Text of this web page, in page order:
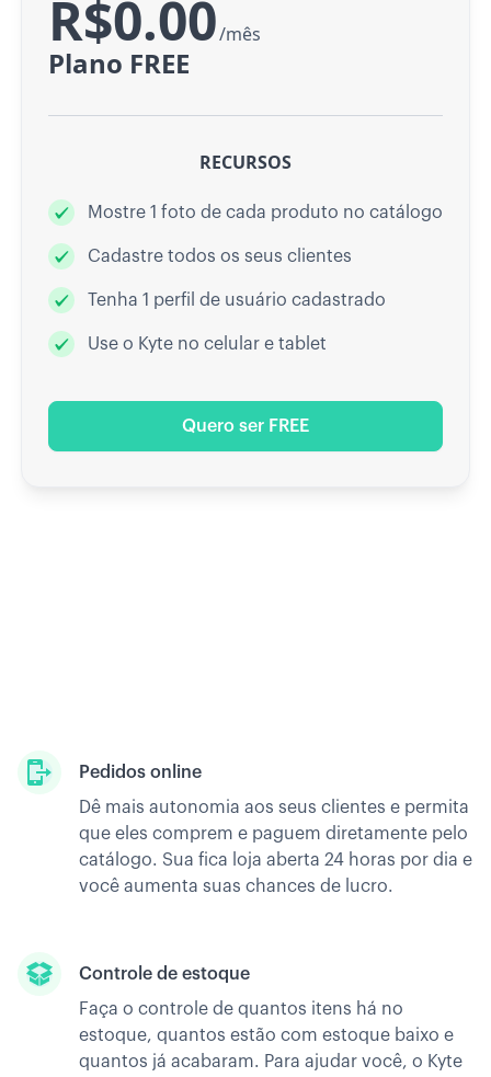
Plano FREE
R$0.00/mês
RECURSOS
Mostre 1 foto de cada produto no catálogo
Cadastre todos os seus clientes
Tenha 1 perfil de usuário cadastrado
Use o Kyte no celular e tablet
Quero ser FREE
Pedidos online
Dê mais autonomia aos seus clientes e permita
que eles comprem e paguem diretamente pelo
catálogo. Sua fica loja aberta 24 horas por dia e
você aumenta suas chances de lucro.
Controle de estoque
Faça o controle de quantos itens há no
estoque, quantos estão com estoque baixo e
quantos já acabaram. Para ajudar você, o Kyte